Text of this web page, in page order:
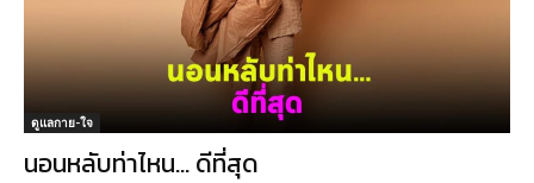
ดูแลกาย-ใจ
นอนหลับท่าไหน… ดีที่สุด